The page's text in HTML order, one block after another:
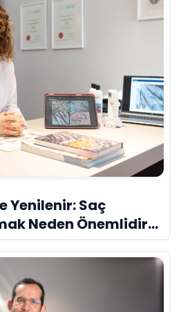
Yenilenir: Saç
Neden Önemlidir?
Anlatıyor